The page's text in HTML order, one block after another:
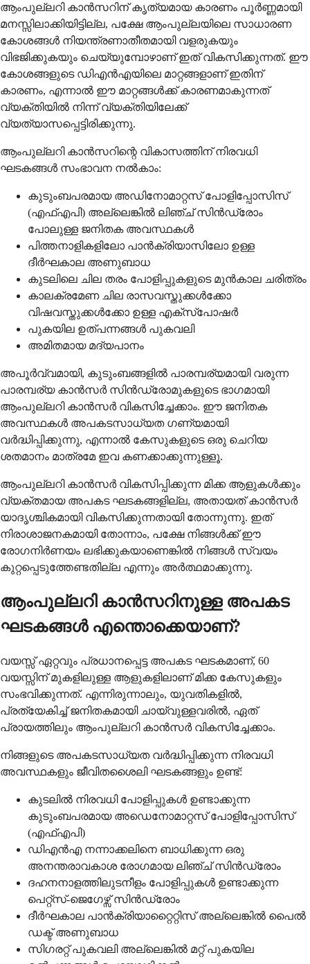
ആംപുല്ലറി കാന്‍സറിന് കൃത്യമായ കാരണം പൂര്‍ണ്ണമായി
മനസ്സിലാക്കിയിട്ടില്ല, പക്ഷേ ആംപുല്ലയിലെ സാധാരണ
കോശങ്ങള്‍ നിയന്ത്രണാതീതമായി വളരുകയും
വിഭജിക്കുകയും ചെയ്യുമ്പോഴാണ് ഇത് വികസിക്കുന്നത്. ഈ
കോശങ്ങളുടെ ഡിഎന്‍എയിലെ മാറ്റങ്ങളാണ് ഇതിന്
കാരണം, എന്നാല്‍ ഈ മാറ്റങ്ങള്‍ക്ക് കാരണമാകുന്നത്
വ്യക്തിയില്‍ നിന്ന് വ്യക്തിയിലേക്ക്
വ്യത്യാസപ്പെട്ടിരിക്കുന്നു.
ആംപുല്ലറി കാന്‍സറിന്റെ വികാസത്തിന് നിരവധി
ഘടകങ്ങള്‍ സംഭാവന നല്‍കാം:
കുടുംബപരമായ അഡിനോമാറ്റസ് പോളിപ്പോസിസ്
(എഫ്എപി) അല്ലെങ്കില്‍ ലിഞ്ച് സിന്‍ഡ്രോം
പോലുള്ള ജനിതക അവസ്ഥകള്‍
പിത്തനാളികളിലോ പാന്‍ക്രിയാസിലോ ഉള്ള
ദീര്‍ഘകാല അണുബാധ
കുടലിലെ ചില തരം പോളിപ്പുകളുടെ മുന്‍കാല ചരിത്രം
കാലക്രമേണ ചില രാസവസ്തുക്കള്‍ക്കോ
വിഷവസ്തുക്കള്‍ക്കോ ഉള്ള എക്സ്പോഷര്‍
പുകയില ഉത്പന്നങ്ങള്‍ പുകവലി
അമിതമായ മദ്യപാനം
അപൂര്‍വ്വമായി, കുടുംബങ്ങളില്‍ പാരമ്പര്യമായി വരുന്ന
പാരമ്പര്യ കാന്‍സര്‍ സിന്‍ഡ്രോമുകളുടെ ഭാഗമായി
ആംപുല്ലറി കാന്‍സര്‍ വികസിച്ചേക്കാം. ഈ ജനിതക
അവസ്ഥകള്‍ അപകടസാധ്യത ഗണ്യമായി
വര്‍ദ്ധിപ്പിക്കുന്നു, എന്നാല്‍ കേസുകളുടെ ഒരു ചെറിയ
ശതമാനം മാത്രമേ ഇവ കണക്കാക്കുന്നുള്ളൂ.
ആംപുല്ലറി കാന്‍സര്‍ വികസിപ്പിക്കുന്ന മിക്ക ആളുകള്‍ക്കും
വ്യക്തമായ അപകട ഘടകങ്ങളില്ല, അതായത് കാന്‍സര്‍
യാദൃശ്ചികമായി വികസിക്കുന്നതായി തോന്നുന്നു. ഇത്
നിരാശാജനകമായി തോന്നാം, പക്ഷേ നിങ്ങള്‍ക്ക് ഈ
രോഗനിര്‍ണയം ലഭിക്കുകയാണെങ്കില്‍ നിങ്ങള്‍ സ്വയം
കുറ്റപ്പെടുത്തേണ്ടതില്ല എന്നും അര്‍ത്ഥമാക്കുന്നു.
ആംപുല്ലറി കാന്‍സറിനുള്ള അപകട
ഘടകങ്ങള്‍ എന്തൊക്കെയാണ്?
വയസ്സ് ഏറ്റവും പ്രധാനപ്പെട്ട അപകട ഘടകമാണ്, 60
വയസ്സിന് മുകളിലുള്ള ആളുകളിലാണ് മിക്ക കേസുകളും
സംഭവിക്കുന്നത്. എന്നിരുന്നാലും, യുവതികളില്‍,
പ്രത്യേകിച്ച് ജനിതകമായി ചായ്‌വുള്ളവരില്‍, ഏത്
പ്രായത്തിലും ആംപുല്ലറി കാന്‍സര്‍ വികസിച്ചേക്കാം.
നിങ്ങളുടെ അപകടസാധ്യത വര്‍ദ്ധിപ്പിക്കുന്ന നിരവധി
അവസ്ഥകളും ജീവിതശൈലി ഘടകങ്ങളും ഉണ്ട്:
കുടലിൽ നിരവധി പോളിപ്പുകൾ ഉണ്ടാക്കുന്ന
കുടുംബപരമായ അഡെനോമാറ്റസ് പോളിപ്പോസിസ്
(എഫ്എപി)
ഡിഎൻഎ നന്നാക്കലിനെ ബാധിക്കുന്ന ഒരു
അനന്തരാവകാശ രോഗമായ ലിഞ്ച് സിൻഡ്രോം
ദഹനനാളത്തിലുടനീളം പോളിപ്പുകൾ ഉണ്ടാക്കുന്ന
പെറ്റ്സ്-ജെഗേഴ്സ് സിൻഡ്രോം
ദീർഘകാല പാൻക്രിയാറ്റൈറ്റിസ് അല്ലെങ്കിൽ പൈൽ
ഡക്ട് അണുബാധ
സിഗരറ്റ് പുകവലി അല്ലെങ്കിൽ മറ്റ് പുകയില